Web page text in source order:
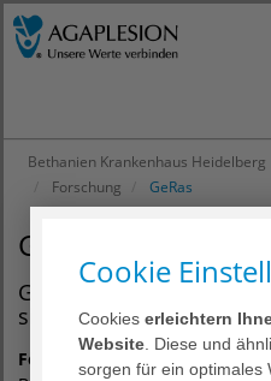
Bethanien Krankenhaus Heidelberg
Forschung
GeRas
GeRas
Geriatrische
sichern
Förderung:
Cookie
Cookieserleichtern
Website . Diese und
sorgen für ein optimales